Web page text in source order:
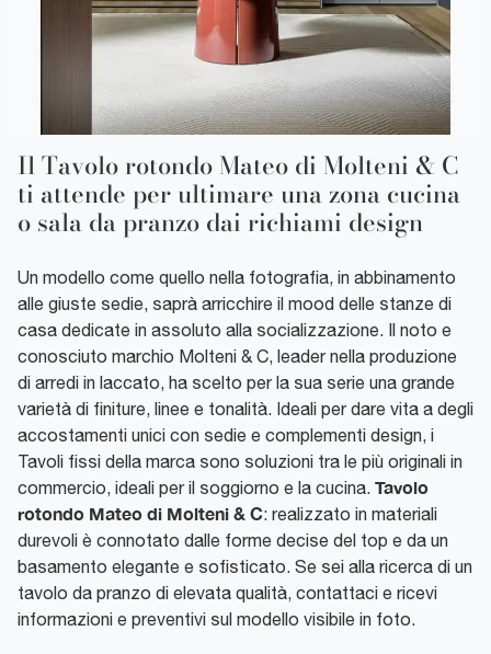
Il Tavolo rotondo Mateo di Molteni & C
ti attende per ultimare una zona cucina
o sala da pranzo dai richiami design
Un modello come quello nella fotografia, in abbinamento
alle giuste sedie, saprà arricchire il mood delle stanze di
casa dedicate in assoluto alla socializzazione. Il noto e
conosciuto marchio Molteni & C, leader nella produzione
di arredi in laccato, ha scelto per la sua serie una grande
varietà di finiture, linee e tonalità. Ideali per dare vita a degli
accostamenti unici con sedie e complementi design, i
Tavoli fissi della marca sono soluzioni tra le più originali in
commercio, ideali per il soggiorno e la cucina. Tavolo
rotondo Mateo di Molteni & C: realizzato in materiali
durevoli è connotato dalle forme decise del top e da un
basamento elegante e sofisticato. Se sei alla ricerca di un
tavolo da pranzo di elevata qualità, contattaci e ricevi
informazioni e preventivi sul modello visibile in foto.